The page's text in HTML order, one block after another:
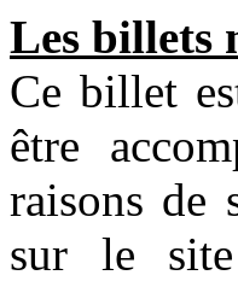
Les billets
Ce billet
être
raisons de
sur le